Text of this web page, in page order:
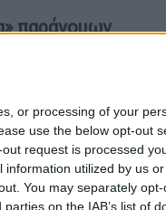
or processing of your
use the below opt-out
request is processed
utilized by us
You may separately
on the IAB’s list of
παράνομων
του νέου
ήδη τα 4
όσο